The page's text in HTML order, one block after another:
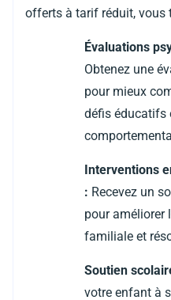
offerts à tarif réduit, vous
Évaluations
Obtenez une
pour mieux
défis éducatifs
Interventions
: Recevez un
pour améliorer
familiale et
Soutien
votre enfant à